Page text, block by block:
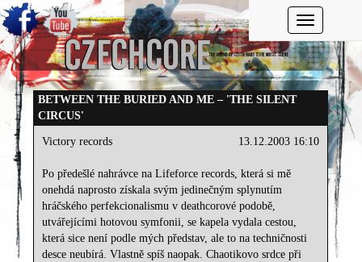
Toggle
BETWEEN THE BURIED AND ME – 'THE SILENT
CIRCUS'
13.12.2003 16:10
Victory records
Po předešlé nahrávce na Lifeforce records, která si mě
onehdá naprosto získala svým jedinečným splynutím
hráčského perfekcionalismu v deathcorové podobě,
utvářejícími hotovou symfonii, se kapela vydala cestou,
která sice není podle mých představ, ale to na techničnosti
desce neubírá. Vlastně spíš naopak. Chaotikovo srdce při